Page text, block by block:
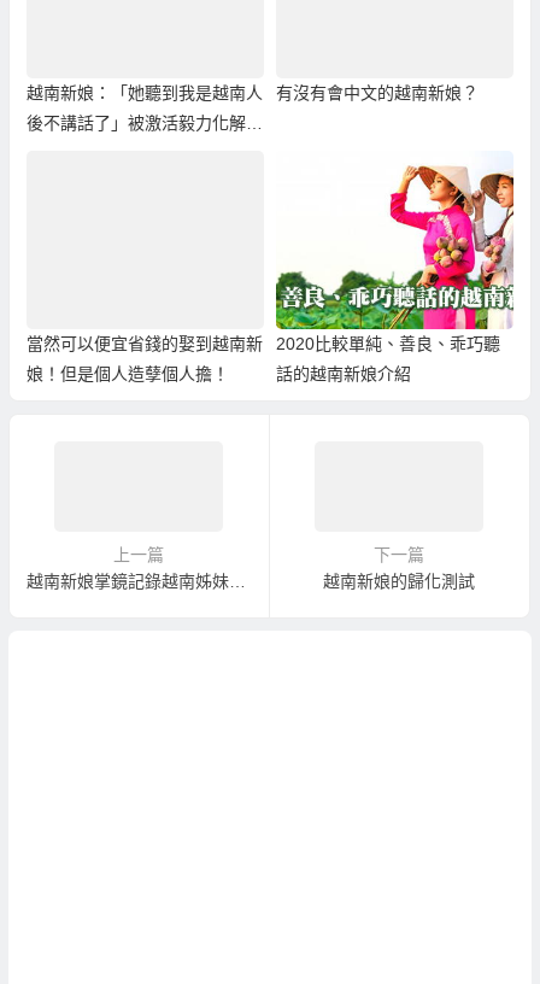
越南新娘：「她聽到我是越南人
後不講話了」被激活毅力化解外
有沒有會中文的越南新娘？
當然可以便宜省錢的娶到越南新
娘！但是個人造孽個人擔！
2020比較單純、善良、乖巧聽
話的越南新娘介紹
上一篇
越南新娘掌鏡記錄越南姊妹淘台灣夢
下一篇
越南新娘的歸化測試